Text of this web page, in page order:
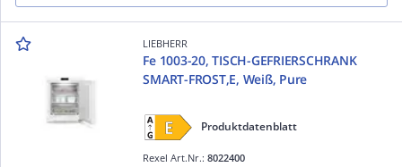
LIEBHERR
Fe 1003-20, TISCH-GEFRIERSCHRANK
SMART-FROST,E, Weiß, Pure
Produktdatenblatt
Rexel Art.Nr.:8022400